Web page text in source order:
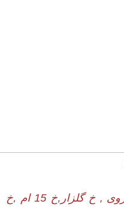
تهران، پاسداران , میدان هروی , خ گلزار,خ 15 ام ,خ